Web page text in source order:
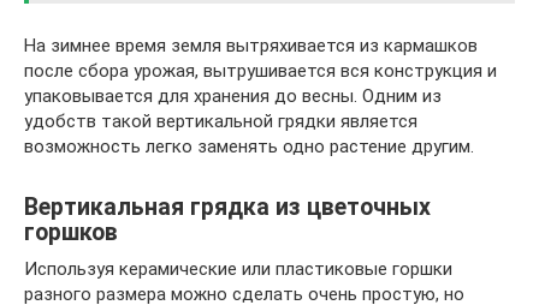
На зимнее время земля вытряхивается из кармашков
после сбора урожая, вытрушивается вся конструкция и
упаковывается для хранения до весны. Одним из
удобств такой вертикальной грядки является
возможность легко заменять одно растение другим.
Вертикальная грядка из цветочных
горшков
Используя керамические или пластиковые горшки
разного размера можно сделать очень простую, но